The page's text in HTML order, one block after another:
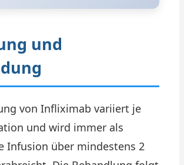
und
von Infliximab variiert je
und wird immer als
Infusion über mindestens 2